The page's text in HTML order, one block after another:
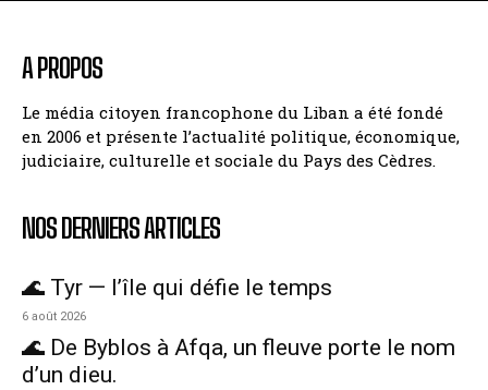
A PROPOS
Le média citoyen francophone du Liban a été fondé
en 2006 et présente l’actualité politique, économique,
judiciaire, culturelle et sociale du Pays des Cèdres.
NOS DERNIERS ARTICLES
🌊 Tyr — l’île qui défie le temps
6 août 2026
🌊 De Byblos à Afqa, un fleuve porte le nom
d’un dieu.